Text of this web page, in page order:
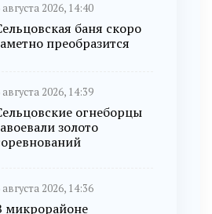
августа 2026, 14:40
баня скоро
преобразится
августа 2026, 14:39
огнеборцы
золото
августа 2026, 14:36
микрорайоне